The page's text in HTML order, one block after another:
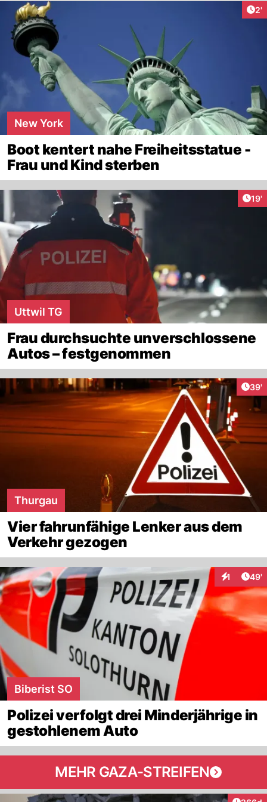
2'
New York
Boot kentert nahe Freiheitsstatue -
Frau und Kind sterben
19'
Uttwil TG
Frau durchsuchte unverschlossene
Autos – festgenommen
39'
Thurgau
Vier fahrunfähige Lenker aus dem
Verkehr gezogen
1 49'
Biberist SO
Polizei verfolgt drei Minderjährige in
gestohlenem Auto
MEHR GAZA-STREIFEN